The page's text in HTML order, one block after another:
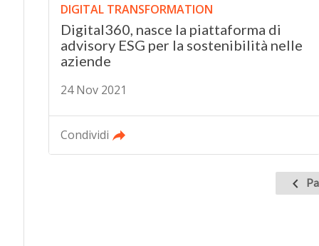
DIGITAL TRANSFORMATION
Digital360, nasce la piattaforma di
advisory ESG per la sostenibilità nelle
aziende
24 Nov 2021
Condividi
Pagina